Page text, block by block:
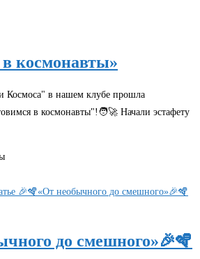
космонавты»
Космоса" в нашем клубе прошла
в космонавты"!🧑‍🚀 Начали эстафету
до смешного»🎉🪇